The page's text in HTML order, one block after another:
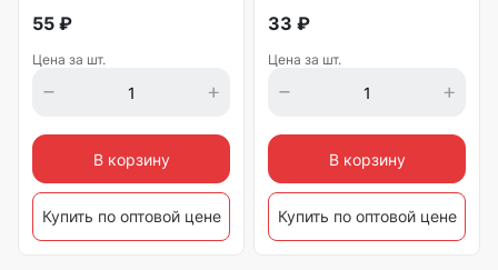
55 ₽
Цена за шт.
В корзину
Купить по оптовой цене
33 ₽
Цена за шт.
В корзину
Купить по оптовой цене